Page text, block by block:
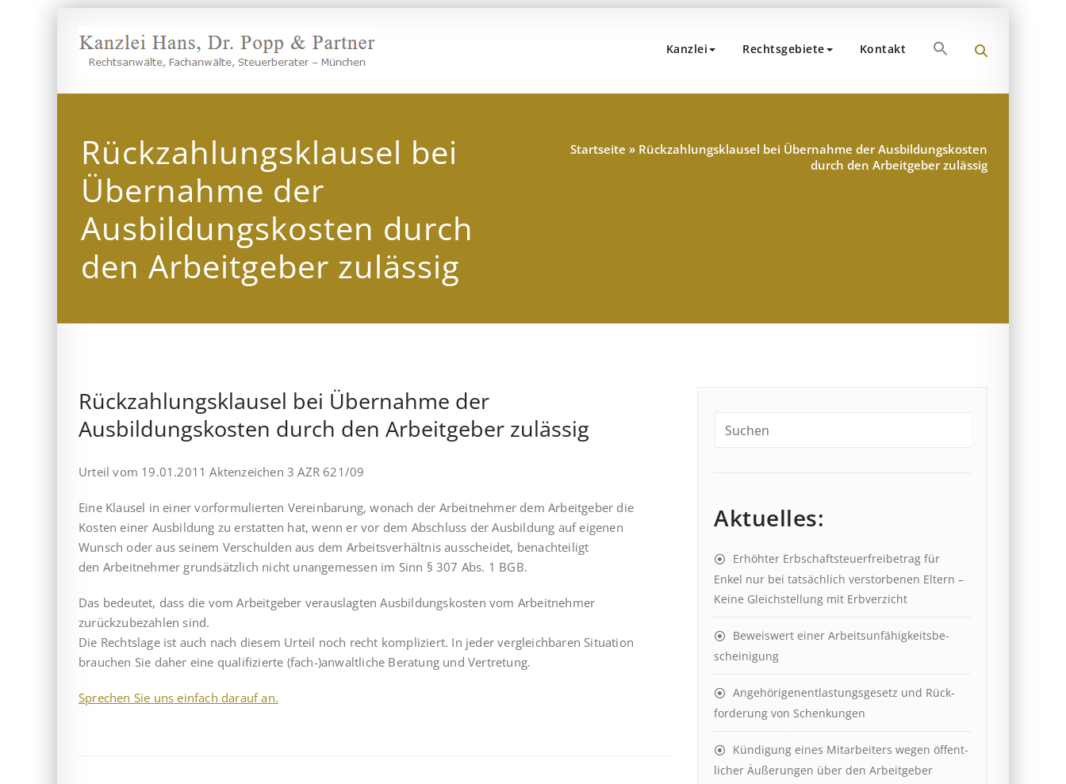
Inhalt
springen
Kanzlei Rechtsgebiete Kontakt Search
for:
Rückzahlungsklausel bei
Übernahme der
Ausbildungskosten durch
den Arbeitgeber zulässig
Startseite » Rückzahlungsklausel bei Übernahme der Ausbildungskosten
durch den Arbeitgeber zulässig
Rückzahlungsklausel bei Übernahme der
Ausbildungskosten durch den Arbeitgeber zulässig
Urteil vom 19.01.2011 Aktenzeichen 3 AZR 621/09
Eine Klausel in einer vorformulierten Verein­barung, wonach der Arbeitnehmer dem Arbeitgeber die
Kosten einer Ausbildung zu erstatten hat, wenn er vor dem Abschluss der Ausbildung auf eigenen
Wunsch oder aus seinem Ver­schul­den aus dem Arbeitsverhältnis ausscheidet, benachteiligt
den Arbeitnehmer grundsätzlich nicht unangemessen im Sinn § 307 Abs. 1 BGB.
Das bedeutet, dass die vom Arbeitgeber verauslagten Aus­bildungskosten vom Arbeitnehmer
zurückzubezahlen sind.
Die Rechtslage ist auch nach diesem Urteil noch recht kompliziert. In jeder vergleichbaren Situation
brauchen Sie daher eine qualifizierte (fach-)anwaltliche Beratung und Vertretung.
Sprechen Sie uns einfach darauf an.
Aktuelles:
Erhöhter Erb­schaft­steuer­frei­be­trag für
Enkel nur bei tat­säch­lich ver­storb­en­en Eltern –
Keine Gleich­stell­ung mit Erb­verzicht
Beweis­wert einer Arbeits­un­fähig­keits­be­
scheinig­ung
Angehörigenent­lastungs­ge­setz und Rück­
ford­er­ung von Schenk­ung­en
Kündigung eines Mit­ar­beit­ers wegen öffent­
lich­er Äuß­er­ung­en über den Ar­beit­geber